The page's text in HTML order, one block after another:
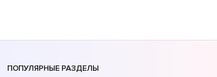
ПОПУЛЯРНЫЕ РАЗДЕЛЫ